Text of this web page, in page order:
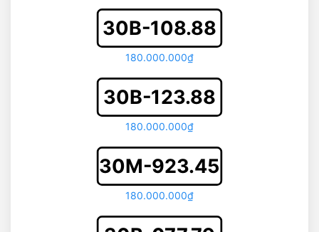
30B-108.88
180.000.000₫
30B-123.88
180.000.000₫
30M-923.45
180.000.000₫